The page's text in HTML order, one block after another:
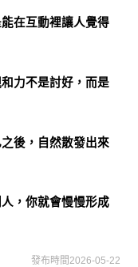
在互動裡讓人覺得
力不是討好，而是
後，自然散發出來
，你就會慢慢形成
發布時間2026-05-22